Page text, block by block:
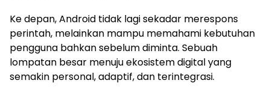
Ke depan, Android tidak lagi sekadar merespons
perintah, melainkan mampu memahami kebutuhan
pengguna bahkan sebelum diminta. Sebuah
lompatan besar menuju ekosistem digital yang
semakin personal, adaptif, dan terintegrasi.